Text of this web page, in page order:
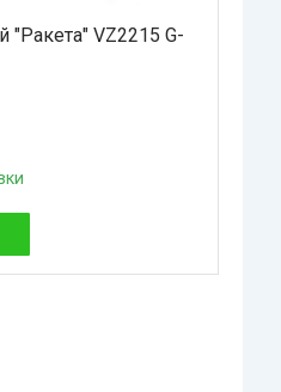
"Ракета" VZ2215 G-